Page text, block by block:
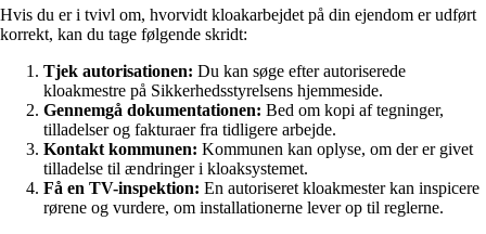
Hvis du er i tvivl om, hvorvidt kloakarbejdet på din ejendom er udført
korrekt, kan du tage følgende skridt:
Tjek autorisationen: Du kan søge efter autoriserede
kloakmestre på Sikkerhedsstyrelsens hjemmeside.
Gennemgå dokumentationen: Bed om kopi af tegninger,
tilladelser og fakturaer fra tidligere arbejde.
Kontakt kommunen: Kommunen kan oplyse, om der er givet
tilladelse til ændringer i kloaksystemet.
Få en TV-inspektion: En autoriseret kloakmester kan inspicere
rørene og vurdere, om installationerne lever op til reglerne.